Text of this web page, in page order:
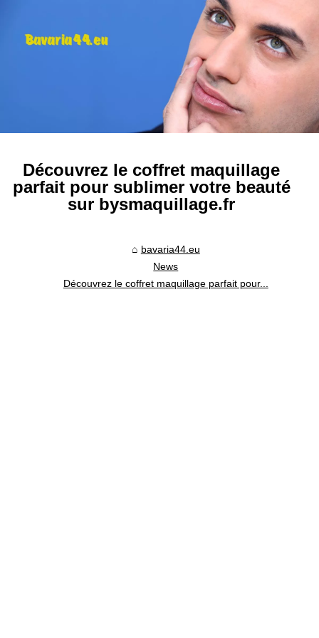
Découvrez le coffret maquillage
parfait pour sublimer votre beauté
sur bysmaquillage.fr
bavaria44.eu
News
Découvrez le coffret maquillage parfait pour...